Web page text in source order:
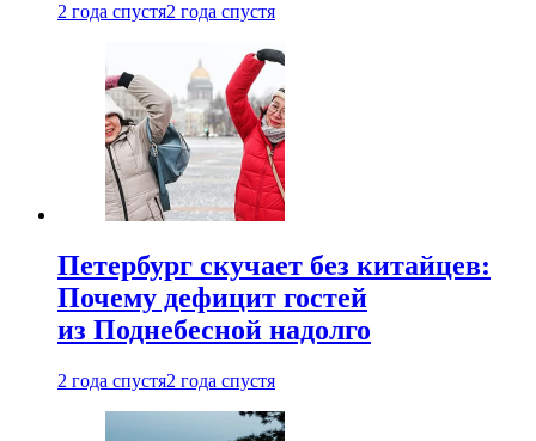
2 года спустя2 года спустя
Петербург скучает без китайцев:
Почему дефицит гостей
из Поднебесной надолго
2 года спустя2 года спустя